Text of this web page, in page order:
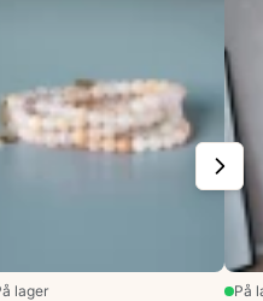
lager På